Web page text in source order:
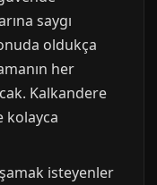
saygı
oldukça
her
Kalkandere
kolayca
isteyenler